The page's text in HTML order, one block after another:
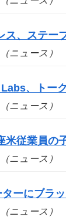
ス、ステー
ニュース）
、トー
ニュース）
米従業員の
ニュース）
ーにブラ
ニュース）